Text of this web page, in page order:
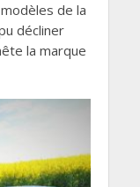
de la
décliner
la marque